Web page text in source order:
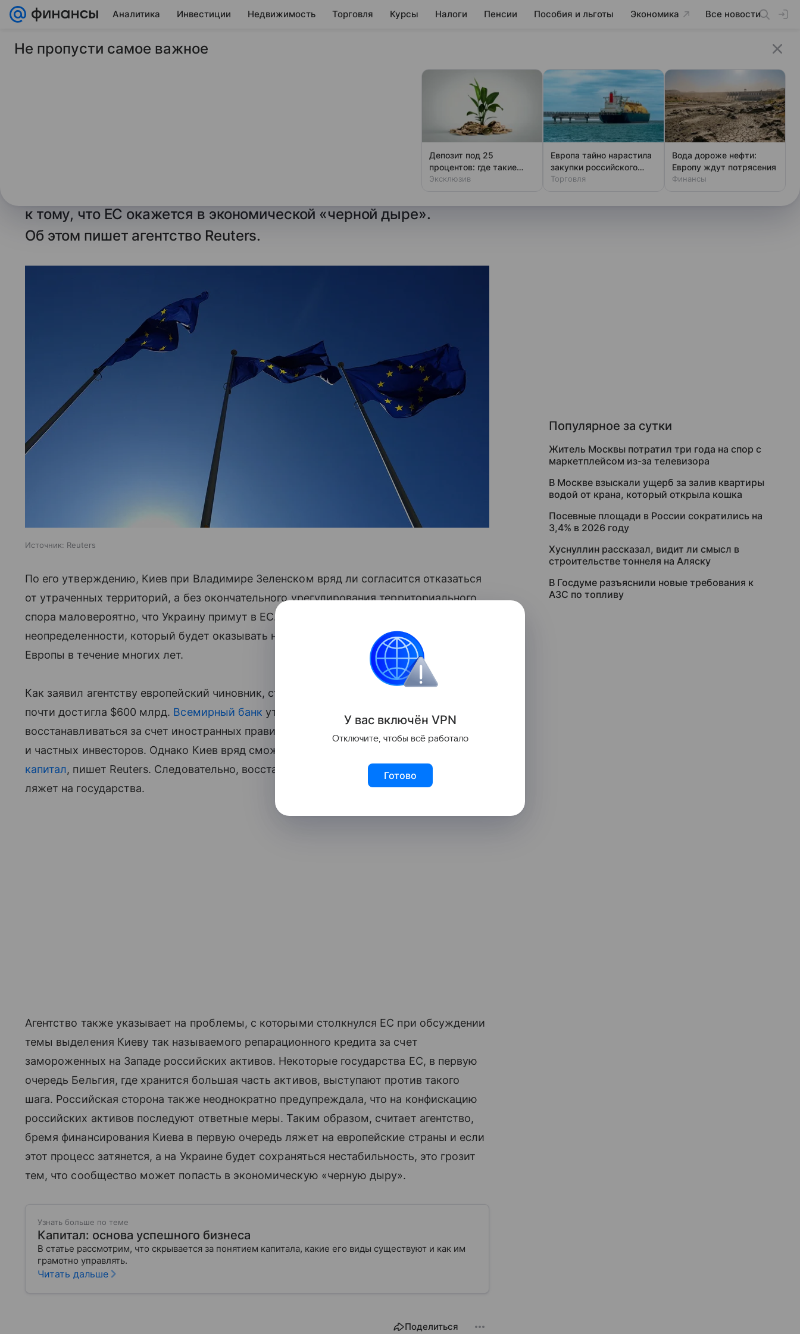
Аналитика Инвестиции Недвижимость Торговля Курсы Налоги Пенсии Пособия и льготы Экономика Все новости
28 ноября 2025 ТАСС
Reuters: план США по Украине может
Реализация предложенного США
к тому, что ЕС окажется в экономической «черной дыре».
Об этом пишет агентство Reuters.
Источник: Reuters
По его утверждению, Киев при Владимире Зеленском вряд ли согласится отказаться
от утраченных территорий, а без окончательного урегулирования территориального
спора маловероятно, что Украину примут в ЕС. Reuters считает, что это создаст очаг
неопределенности, который будет оказывать негативное влияние на экономику
Европы в течение многих лет.
Как заявил агентству европейский чиновник, стоимость восстановления Украины
почти достигла $600 млрд. Всемирный банк утверждал, что Украина должна
восстанавливаться за счет иностранных правительств, международных организаций
и частных инвесторов. Однако Киев вряд сможет привлечь частный иностранный
капитал, пишет Reuters. Следовательно, восстановление Украины в первую очередь
ляжет на государства.
Агентство также указывает на проблемы, с которыми столкнулся ЕС при обсуждении
темы выделения Киеву так называемого репарационного кредита за счет
замороженных на Западе российских активов. Некоторые государства ЕС, в первую
очередь Бельгия, где хранится большая часть активов, выступают против такого
шага. Российская сторона также неоднократно предупреждала, что на конфискацию
российских активов последуют ответные меры. Таким образом, считает агентство,
бремя финансирования Киева в первую очередь ляжет на европейские страны и если
этот процесс затянется, а на Украине будет сохраняться нестабильность, это грозит
тем, что сообщество может попасть в экономическую «черную дыру».
Узнать больше по теме
Капитал: основа успешного бизнеса
В статье рассмотрим, что скрывается за понятием капитала, какие его виды существуют и как им
грамотно управлять.
Читать дальше
Поделиться
Популярное за сутки
Житель Москвы потратил три года на спор с
маркетплейсом из-за телевизора
В Москве взыскали ущерб за залив квартиры
водой от крана, который открыла кошка
Посевные площади в России сократились на
3,4% в 2026 году
Хуснуллин рассказал, видит ли смысл в
строительстве тоннеля на Аляску
В Госдуме разъяснили новые требования к
АЗС по топливу
Не пропусти самое важное
Депозит под 25
процентов: где такие
ставки
Эксклюзив
Европа тайно нарастила
закупки российского
газа
Торговля
Вода дороже нефти:
Европу ждут потрясения
Финансы
У вас включён VPN
Отключите, чтобы всё работало
Готово